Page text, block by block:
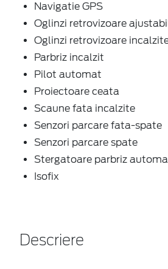
Navigatie GPS
Oglinzi retrovizoare
Oglinzi retrovizoare
Parbriz incalzit
Pilot automat
Proiectoare ceata
Scaune fata incalzite
Senzori parcare fata-spate
Senzori parcare spate
Stergatoare parbriz
Isofix
Descriere